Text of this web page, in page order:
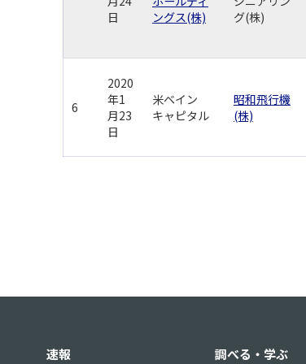
日
ングス(株)
グ(株)
6
2020
年1
月23
日
米ベイン
キャピタル
昭和飛行機
(株)
速報 調べる・学ぶ